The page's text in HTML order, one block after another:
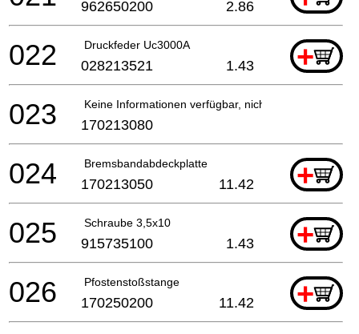
962650200 2.86
Druckfeder Uc3000A +
022 028213521 1.43
Keine Informationen verfügbar, nicht bestellbar
023 170213080
Bremsbandabdeckplatte +
024 170213050 11.42
Schraube 3,5x10 +
025 915735100 1.43
Pfostenstoßstange +
026 170250200 11.42